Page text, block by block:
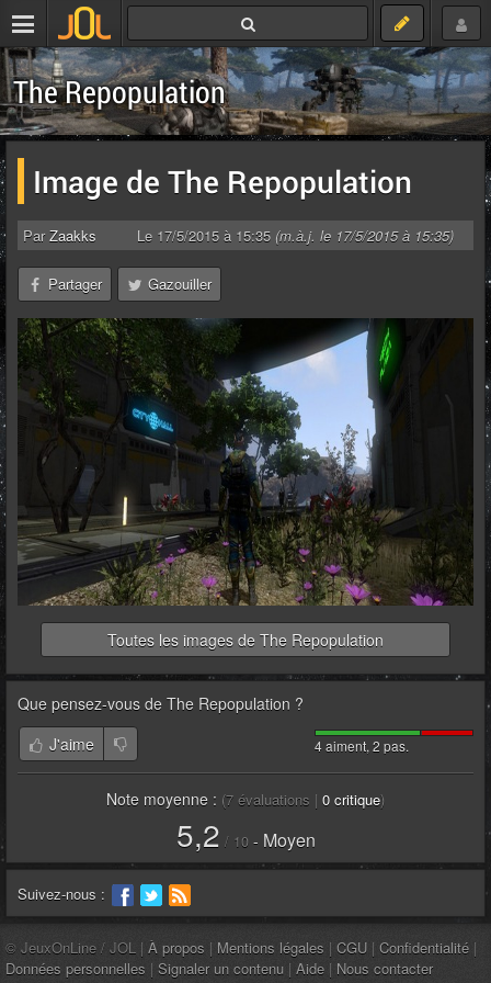
The Repopulation
Image de The Repopulation
ParZaakks Le 17/5/2015 à 15:35 (m.à.j. le 17/5/2015 à 15:35)
Partager Gazouiller
Toutes les images de The Repopulation
Que pensez-vous de The Repopulation ?
4 aiment, 2 pas.
J'aime
Note moyenne : (7 évaluations | 0 critique)
5,2 / 10 - Moyen
Suivez-nous :
© JeuxOnLine / JOL | À propos | Mentions légales | CGU | Confidentialité |
Données personnelles | Signaler un contenu | Aide | Nous contacter